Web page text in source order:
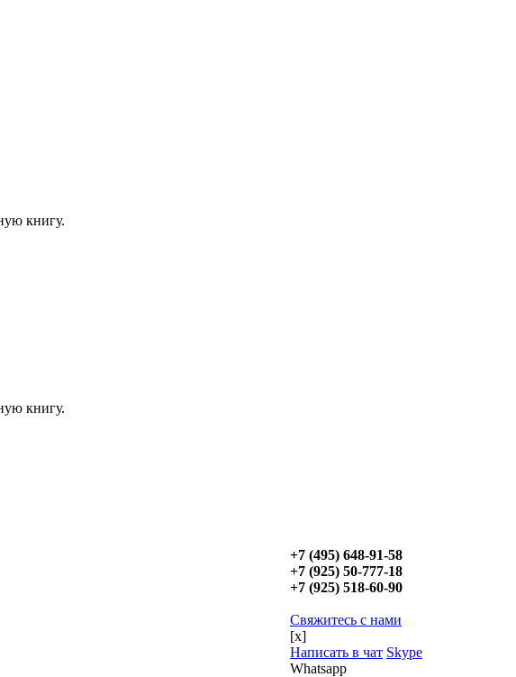
книгу.
книгу.
+7 (495) 648-91-58
+7 (925) 50-777-18
+7 (925) 518-60-90
Свяжитесь с нами
[x]
Написать в чат Skype
Whatsapp